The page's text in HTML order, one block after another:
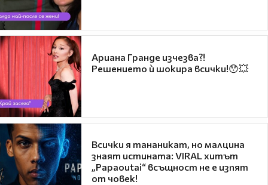
Ариана Гранде изчезва?!
Решението ѝ шокира всички!😯💥
Всички я тананикат, но малцина
знаят истината: VIRAL хитът
„Papaoutai“ всъщност не е изпят
от човек!